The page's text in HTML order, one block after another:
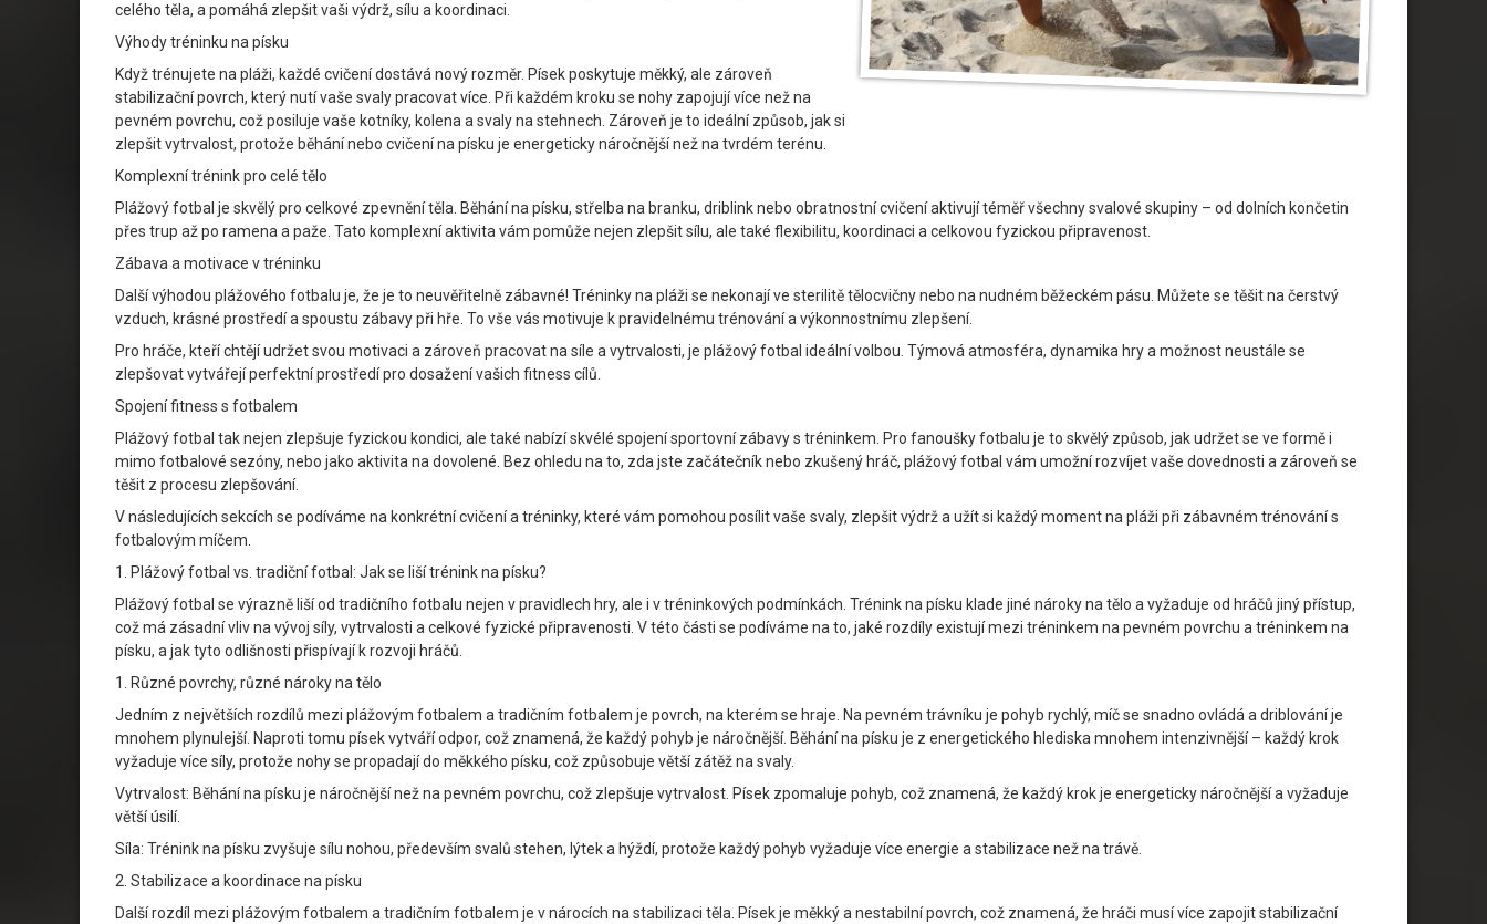
celého těla, a pomáhá zlepšit vaši výdrž, sílu a koordinaci.
Výhody tréninku na písku
Když trénujete na pláži, každé cvičení dostává nový rozměr. Písek poskytuje měkký, ale zároveň
stabilizační povrch, který nutí vaše svaly pracovat více. Při každém kroku se nohy zapojují více než na
pevném povrchu, což posiluje vaše kotníky, kolena a svaly na stehnech. Zároveň je to ideální způsob, jak si
zlepšit vytrvalost, protože běhání nebo cvičení na písku je energeticky náročnější než na tvrdém terénu.
Komplexní trénink pro celé tělo
Plážový fotbal je skvělý pro celkové zpevnění těla. Běhání na písku, střelba na branku, driblink nebo obratnostní cvičení aktivují téměř všechny svalové skupiny – od dolních končetin
přes trup až po ramena a paže. Tato komplexní aktivita vám pomůže nejen zlepšit sílu, ale také flexibilitu, koordinaci a celkovou fyzickou připravenost.
Zábava a motivace v tréninku
Další výhodou plážového fotbalu je, že je to neuvěřitelně zábavné! Tréninky na pláži se nekonají ve sterilitě tělocvičny nebo na nudném běžeckém pásu. Můžete se těšit na čerstvý
vzduch, krásné prostředí a spoustu zábavy při hře. To vše vás motivuje k pravidelnému trénování a výkonnostnímu zlepšení.
Pro hráče, kteří chtějí udržet svou motivaci a zároveň pracovat na síle a vytrvalosti, je plážový fotbal ideální volbou. Týmová atmosféra, dynamika hry a možnost neustále se
zlepšovat vytvářejí perfektní prostředí pro dosažení vašich fitness cílů.
Spojení fitness s fotbalem
Plážový fotbal tak nejen zlepšuje fyzickou kondici, ale také nabízí skvélé spojení sportovní zábavy s tréninkem. Pro fanoušky fotbalu je to skvělý způsob, jak udržet se ve formě i
mimo fotbalové sezóny, nebo jako aktivita na dovolené. Bez ohledu na to, zda jste začátečník nebo zkušený hráč, plážový fotbal vám umožní rozvíjet vaše dovednosti a zároveň se
těšit z procesu zlepšování.
V následujících sekcích se podíváme na konkrétní cvičení a tréninky, které vám pomohou posílit vaše svaly, zlepšit výdrž a užít si každý moment na pláži při zábavném trénování s
fotbalovým míčem.
1. Plážový fotbal vs. tradiční fotbal: Jak se liší trénink na písku?
Plážový fotbal se výrazně liší od tradičního fotbalu nejen v pravidlech hry, ale i v tréninkových podmínkách. Trénink na písku klade jiné nároky na tělo a vyžaduje od hráčů jiný přístup,
což má zásadní vliv na vývoj síly, vytrvalosti a celkové fyzické připravenosti. V této části se podíváme na to, jaké rozdíly existují mezi tréninkem na pevném povrchu a tréninkem na
písku, a jak tyto odlišnosti přispívají k rozvoji hráčů.
1. Různé povrchy, různé nároky na tělo
Jedním z největších rozdílů mezi plážovým fotbalem a tradičním fotbalem je povrch, na kterém se hraje. Na pevném trávníku je pohyb rychlý, míč se snadno ovládá a driblování je
mnohem plynulejší. Naproti tomu písek vytváří odpor, což znamená, že každý pohyb je náročnější. Běhání na písku je z energetického hlediska mnohem intenzivnější – každý krok
vyžaduje více síly, protože nohy se propadají do měkkého písku, což způsobuje větší zátěž na svaly.
Vytrvalost: Běhání na písku je náročnější než na pevném povrchu, což zlepšuje vytrvalost. Písek zpomaluje pohyb, což znamená, že každý krok je energeticky náročnější a vyžaduje
větší úsilí.
Síla: Trénink na písku zvyšuje sílu nohou, především svalů stehen, lýtek a hýždí, protože každý pohyb vyžaduje více energie a stabilizace než na trávě.
2. Stabilizace a koordinace na písku
Další rozdíl mezi plážovým fotbalem a tradičním fotbalem je v nárocích na stabilizaci těla. Písek je měkký a nestabilní povrch, což znamená, že hráči musí více zapojit stabilizační